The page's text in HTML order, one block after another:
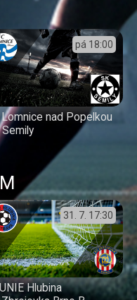
pá 18:00
Lomnice nad Popelkou
31. 7. 17:30
Hlubina